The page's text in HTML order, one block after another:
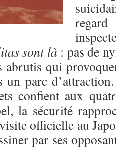
sont là : pas de
abrutis qui
un parc
confient aux
la sécurité
officielle au
par ses